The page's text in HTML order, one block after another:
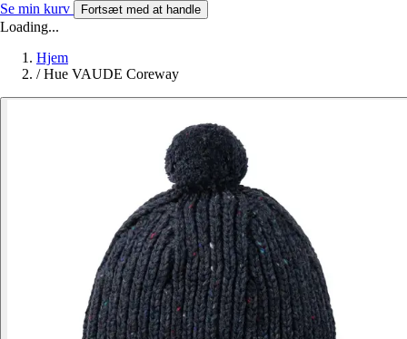
Se min kurv Fortsæt med at handle
Loading...
Hjem
/ Hue VAUDE Coreway